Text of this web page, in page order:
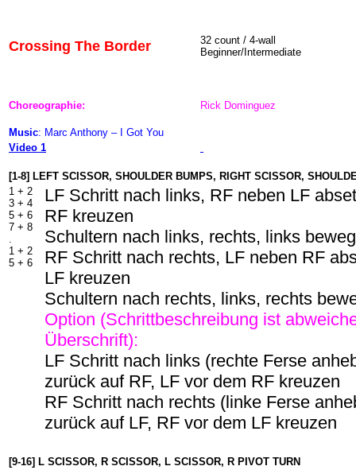
Crossing The Border
32 count / 4-wall
Beginner/Intermediate
Choreographie: Rick Dominguez
Music: Marc Anthony – I Got You
Video 1
[1-8] LEFT SCISSOR, SHOULDER BUMPS, RIGHT SCISSOR,
1 + 2
3 + 4
5 + 6
7 + 8
.
1 + 2
5 + 6
LF Schritt nach links, RF neben LF
RF kreuzen
Schultern nach links, rechts, links
RF Schritt nach rechts, LF neben RF
LF kreuzen
Schultern nach rechts, links, rechts
Option (Schrittbeschreibung ist
Überschrift):
LF Schritt nach links (rechte Ferse
zurück auf RF, LF vor dem RF kreuzen
RF Schritt nach rechts (linke Ferse
zurück auf LF, RF vor dem LF kreuzen
[9-16] L SCISSOR, R SCISSOR, L SCISSOR, R PIVOT TURN